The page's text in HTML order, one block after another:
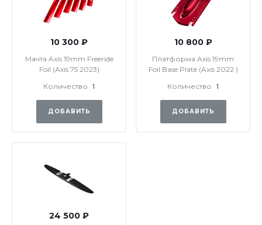
10 300 ₽
Мачта Axis 19mm Freeride
Foil (Axis 75 2023)
Количество 1
ДОБАВИТЬ
10 800 ₽
Платформа Axis 19mm
Foil Base Plate (Axis 2022 )
Количество 1
ДОБАВИТЬ
24 500 ₽